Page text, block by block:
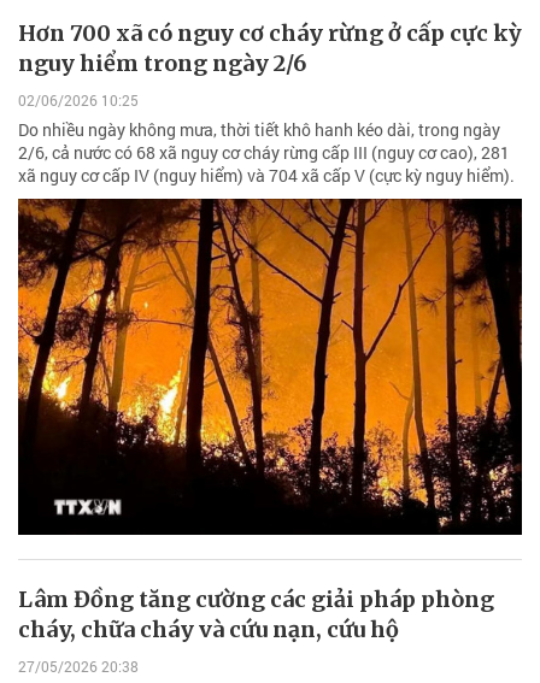
Hơn 700 xã có nguy cơ cháy rừng ở cấp cực kỳ
nguy hiểm trong ngày 2/6
02/06/2026 10:25
Do nhiều ngày không mưa, thời tiết khô hanh kéo dài, trong ngày
2/6, cả nước có 68 xã nguy cơ cháy rừng cấp III (nguy cơ cao), 281
xã nguy cơ cấp IV (nguy hiểm) và 704 xã cấp V (cực kỳ nguy hiểm).
Lâm Đồng tăng cường các giải pháp phòng
cháy, chữa cháy và cứu nạn, cứu hộ
27/05/2026 20:38